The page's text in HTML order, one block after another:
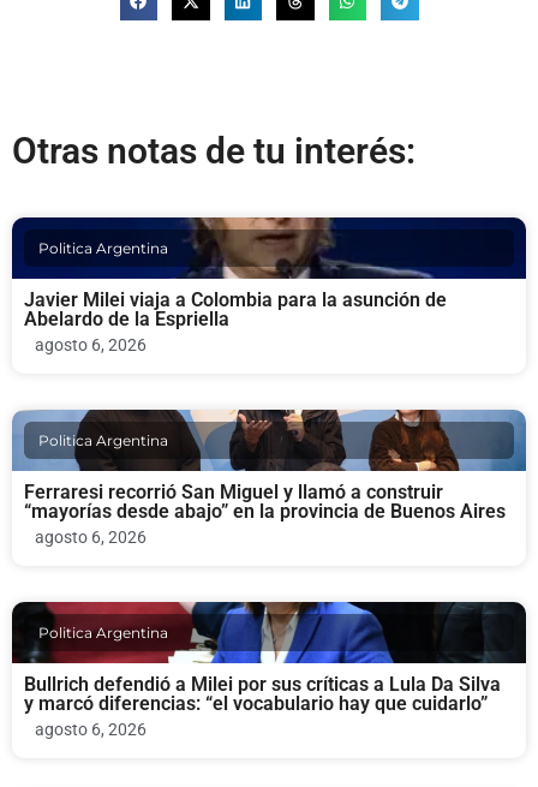
Otras notas de tu interés:
Politica Argentina
Javier Milei viaja a Colombia para la asunción de
Abelardo de la Espriella
agosto 6, 2026
Politica Argentina
Ferraresi recorrió San Miguel y llamó a construir
“mayorías desde abajo” en la provincia de Buenos Aires
agosto 6, 2026
Politica Argentina
Bullrich defendió a Milei por sus críticas a Lula Da Silva
y marcó diferencias: “el vocabulario hay que cuidarlo”
agosto 6, 2026